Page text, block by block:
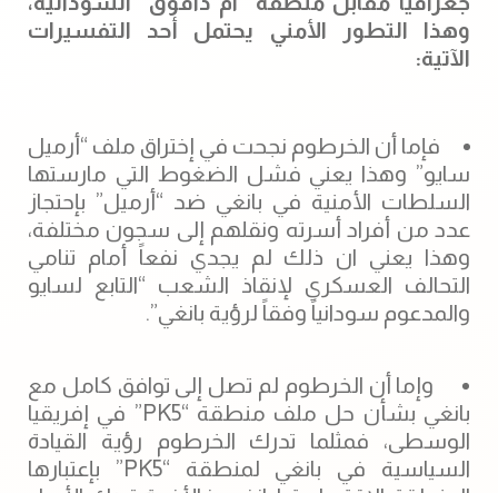
دافوق” الحدودية مع السودان والتي تقع
جغرافياً مقابل منطقة “أم دافوق” السودانية،
وهذا التطور الأمني يحتمل أحد التفسيرات
فإما أن الخرطوم نجحت في إختراق ملف “أرميل
سايو” وهذا يعني فشل الضغوط التي مارستها
السلطات الأمنية في بانغي ضد “أرميل” بإحتجاز
عدد من أفراد أسرته ونقلهم إلى سجون مختلفة،
وهذا يعني ان ذلك لم يجدي نفعاً أمام تنامي
التحالف العسكري لإنقاذ الشعب “التابع لسايو
وإما أن الخرطوم لم تصل إلى توافق كامل مع
بانغي بشأن حل ملف منطقة “PK5” في إفريقيا
الوسطى، فمثلما تدرك الخرطوم رؤية القيادة